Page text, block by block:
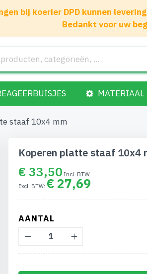
bij koerier DPD kunnen
Bedankt voor uw
MATERIAAL
staaf 10x4 mm
Koperen platte staaf 10x4
€ 33,50
€ 27,69
AANTAL